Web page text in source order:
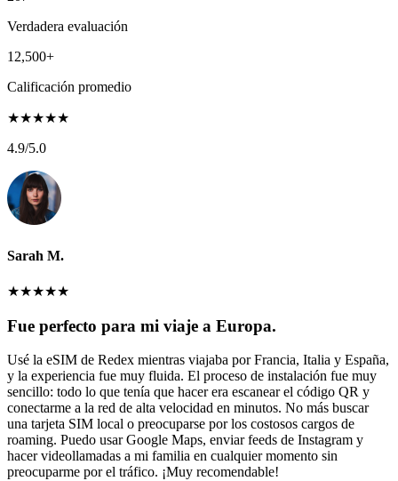
Verdadera evaluación
12,500+
Calificación promedio
★★★★★
4.9/5.0
Sarah M.
★★★★★
Fue perfecto para mi viaje a Europa.
Usé la eSIM de Redex mientras viajaba por Francia, Italia y España,
y la experiencia fue muy fluida. El proceso de instalación fue muy
sencillo: todo lo que tenía que hacer era escanear el código QR y
conectarme a la red de alta velocidad en minutos. No más buscar
una tarjeta SIM local o preocuparse por los costosos cargos de
roaming. Puedo usar Google Maps, enviar feeds de Instagram y
hacer videollamadas a mi familia en cualquier momento sin
preocuparme por el tráfico. ¡Muy recomendable!